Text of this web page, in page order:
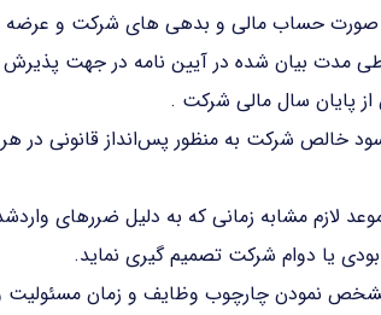
حساب مالی و بدهی های شرکت و عرضه
طی مدت بیان شده در آیین نامه در جهت
پایان سال مالی شرکت .
خالص شرکت به منظور پس‌انداز قانونی در هر
لازم مشابه زمانی که به دلیل ضررهای
یا دوام شرکت تصمیم گیری نماید.
مشخص نمودن چارچوب وظایف و زمان